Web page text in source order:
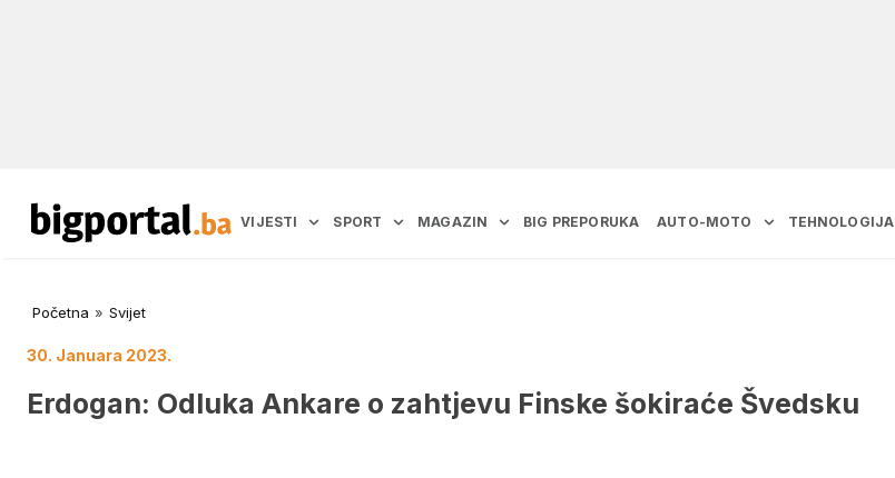
VIJESTI SPORT MAGAZIN BIG PREPORUKA AUTO-MOTO TEHNOLOGIJA
Početna » Svijet
30. Januara 2023.
Erdogan: Odluka Ankare o zahtjevu Finske šokiraće Švedsku